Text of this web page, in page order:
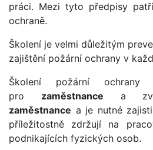
práci. Mezi tyto předpisy
ochraně.
Školení je velmi důležitým
zajištění požární ochrany v
Školení požární
pro zaměstnance a
zaměstnance a je nutné
příležitostně zdržují na
podnikajících fyzických osob.